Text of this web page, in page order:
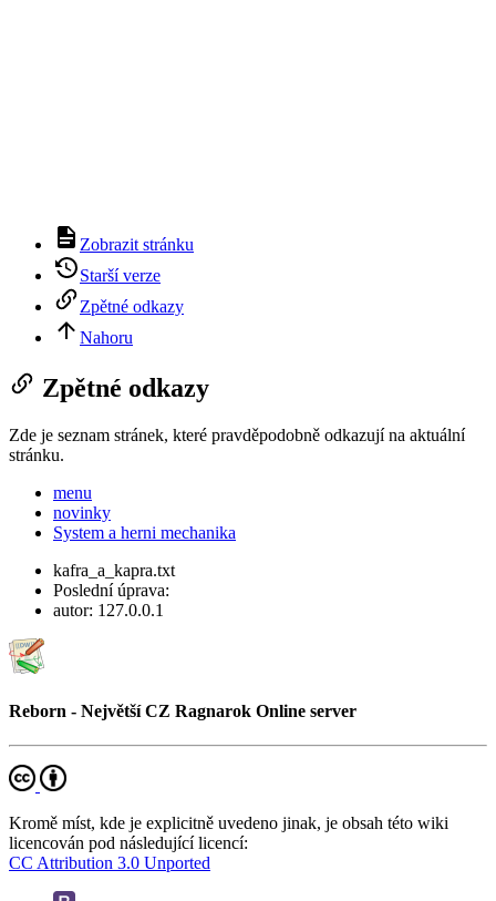
Zobrazit stránku
Starší verze
Zpětné odkazy
Nahoru
Zpětné odkazy
Zde je seznam stránek, které pravděpodobně odkazují na aktuální
stránku.
menu
novinky
System a herni mechanika
kafra_a_kapra.txt
Poslední úprava:
autor: 127.0.0.1
Reborn - Největší CZ Ragnarok Online server
Kromě míst, kde je explicitně uvedeno jinak, je obsah této wiki
licencován pod následující licencí:
CC Attribution 3.0 Unported